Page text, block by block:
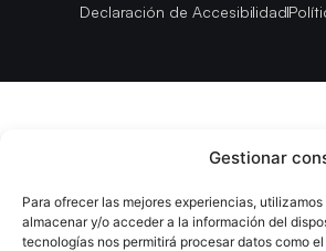
Gestionar
Para ofrecer las mejores experiencias,
almacenar y/o acceder a la información del
tecnologías nos permitirá procesar datos como
Declaración de Accesibilidad